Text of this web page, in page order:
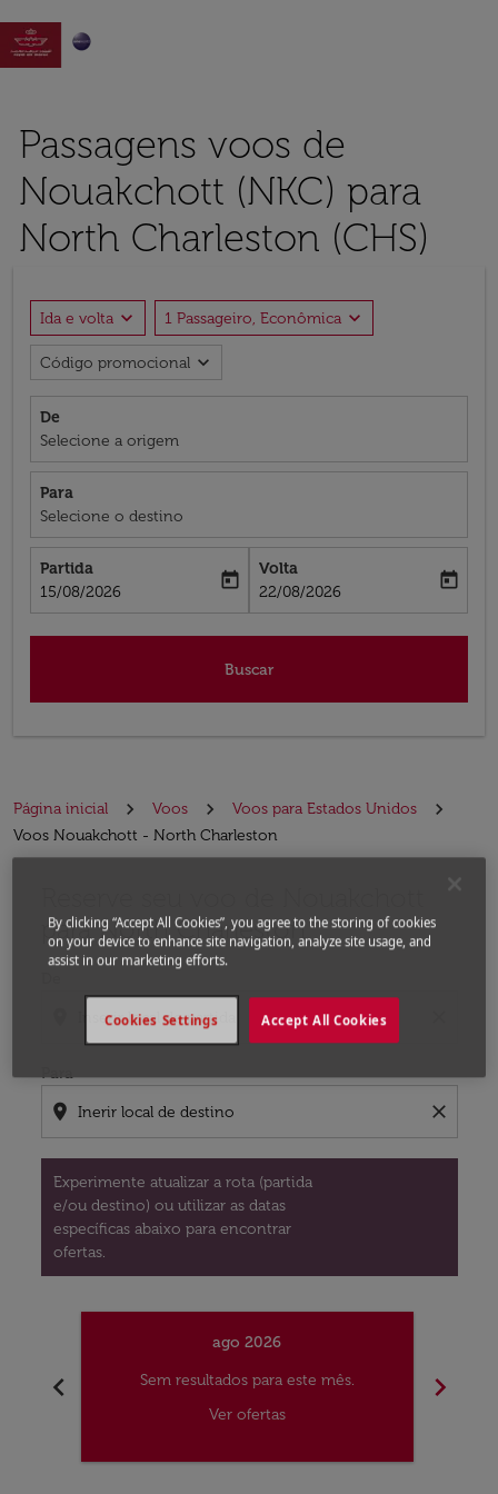

Passagens voos de
Nouakchott (NKC) para
North Charleston (CHS)
Ida e volta expand_more 1 Passageiro, Econômica expand_more
Código promocional expand_more
De
Selecione a origem
Para
Selecione o destino
Partida
fc-booking-departure-date-aria-label
15/08/2026
today
Volta
fc-booking-return-date-aria-label
22/08/2026
today
Buscar
Página inicial Voos
Voos para Estados Unidos
Voos Nouakchott - North Charleston
para North Charleston
Para
location_on close
Experimente atualizar a rota (partida
e/ou destino) ou utilizar as datas
específicas abaixo para encontrar
ofertas.
chevron_left
ago 2026
Sem resultados para este mês.
Ver ofertas
chevron_right
By clicking “Accept All Cookies”, you agree to the storing of cookies
on your device to enhance site navigation, analyze site usage, and
assist in our marketing efforts.
Accept All Cookies
Cookies Settings